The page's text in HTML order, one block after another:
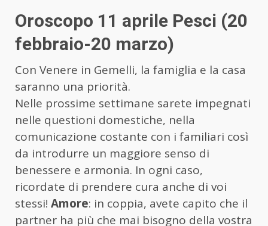
Oroscopo 11 aprile Pesci (20
febbraio-20 marzo)
Con Venere in Gemelli, la famiglia e la casa
saranno una priorità.
Nelle prossime settimane sarete impegnati
nelle questioni domestiche, nella
comunicazione costante con i familiari così
da introdurre un maggiore senso di
benessere e armonia. In ogni caso,
ricordate di prendere cura anche di voi
stessi! Amore: in coppia, avete capito che il
partner ha più che mai bisogno della vostra